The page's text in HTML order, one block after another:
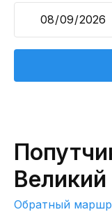
Обратный